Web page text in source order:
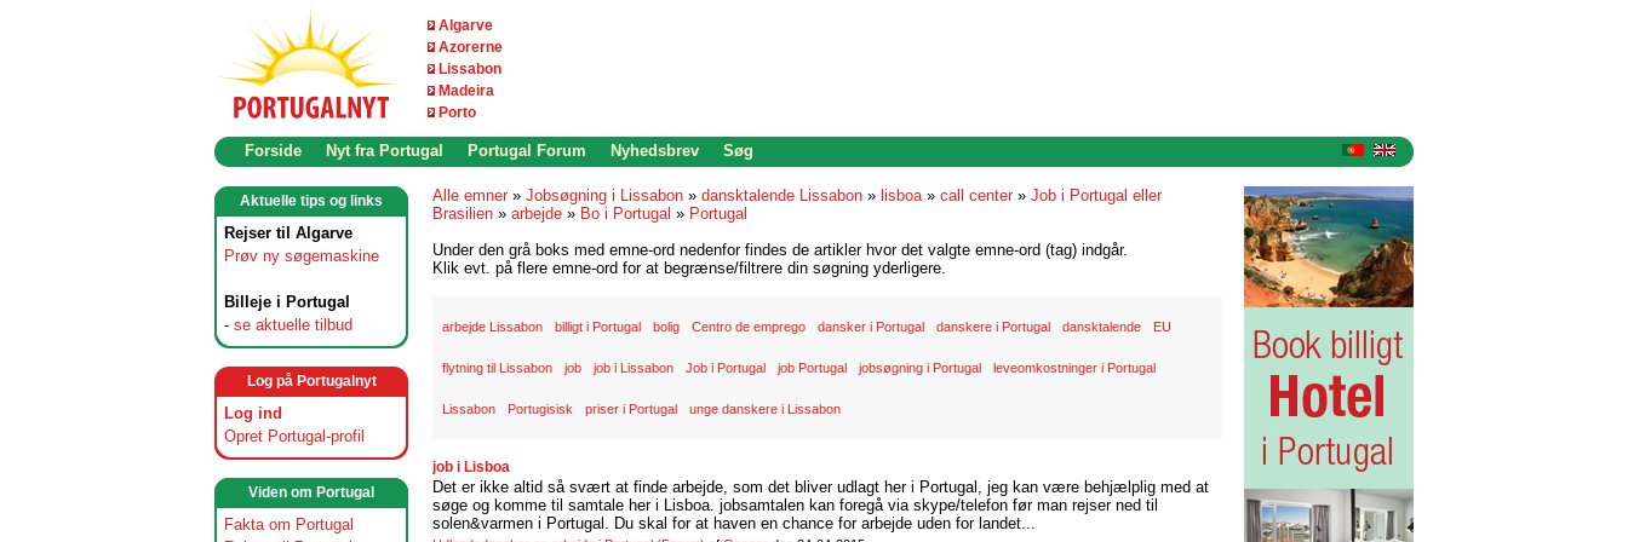
Algarve
Azorerne
Lissabon
Madeira
Porto
Forside Nyt fra Portugal Portugal Forum Nyhedsbrev Søg
Aktuelle tips og links
Rejser til Algarve
Prøv ny søgemaskine
Billeje i Portugal
- se aktuelle tilbud
Log på Portugalnyt
Log ind
Opret Portugal-profil
Viden om Portugal
Fakta om Portugal
Alle emner » Jobsøgning i Lissabon » dansktalende Lissabon » lisboa» call center » Job i Portugal eller
Brasilien » arbejde » Bo i Portugal » Portugal
Under den grå boks med emne-ord nedenfor findes de artikler hvor det valgte emne-ord (tag) indgår.
Klik evt. på flere emne-ord for at begrænse/filtrere din søgning yderligere.
arbejde Lissabon billigt i Portugal bolig Centro de emprego dansker i Portugal danskere i Portugal dansktalende EU
flytning til Lissabon job job i Lissabon Job i Portugal job Portugal jobsøgning i Portugal leveomkostninger i Portugal
Lissabon Portugisisk priser i Portugal unge danskere i Lissabon
job i Lisboa
Det er ikke altid så svært at finde arbejde, som det bliver udlagt her i Portugal, jeg kan være behjælplig med at
søge og komme til samtale her i Lisboa. jobsamtalen kan foregå via skype/telefon før man rejser ned til
solen&varmen i Portugal. Du skal for at haven en chance for arbejde uden for landet...